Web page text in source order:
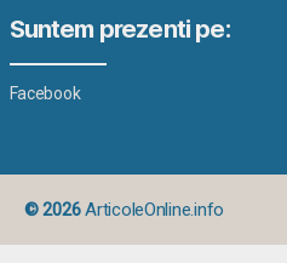
Suntem prezenti pe:
Facebook
© 2026ArticoleOnline.info